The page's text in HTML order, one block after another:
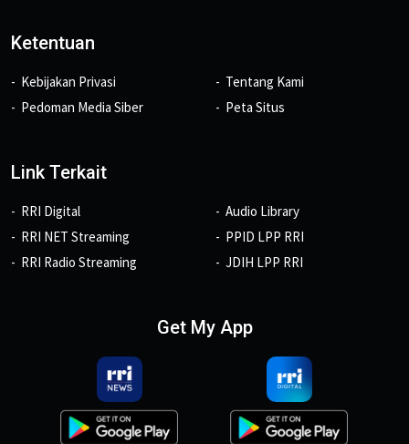
Ketentuan
Kebijakan Privasi
Pedoman Media Siber
Tentang Kami
Peta Situs
Link Terkait
RRI Digital
RRI NET Streaming
RRI Radio Streaming
Audio Library
PPID LPP RRI
JDIH LPP RRI
Get My App